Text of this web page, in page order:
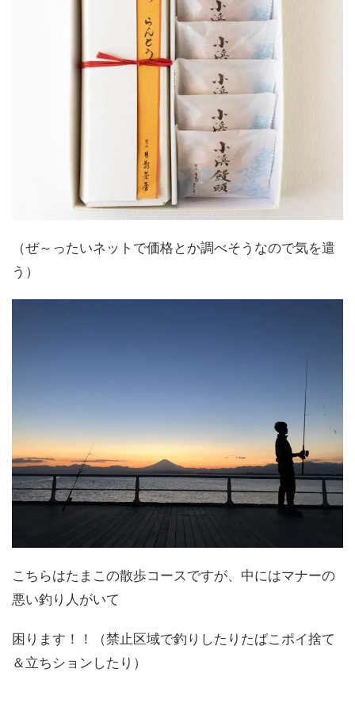
（ぜ～ったいネットで価格とか調べそうなので気を遣
う）
こちらはたまこの散歩コースですが、中にはマナーの
悪い釣り人がいて
困ります！！（禁止区域で釣りしたりたばこポイ捨て
＆立ちションしたり）